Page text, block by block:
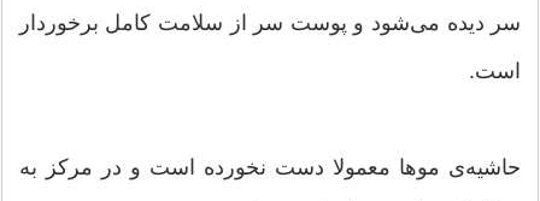
سر دیده می‌شود و پوست سر از سلامت کامل برخوردار
است.
حاشیه‌‌ی موها معمولا دست نخورده است و در مرکز به